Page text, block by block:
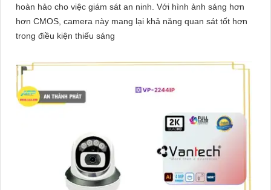
hoàn hảo cho việc giám sát an ninh. Với hình ảnh sáng hơn
hơn CMOS, camera này mang lại khả năng quan sát tốt hơn
trong điều kiện thiếu sáng